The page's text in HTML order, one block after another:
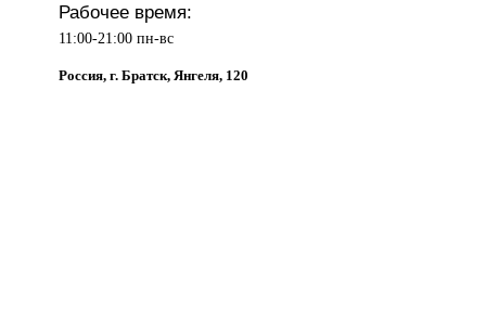
Рабочее время:
11:00-21:00 пн-вс
Россия, г. Братск, Янгеля, 120